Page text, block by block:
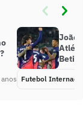
anos
João
Betis
Futebol